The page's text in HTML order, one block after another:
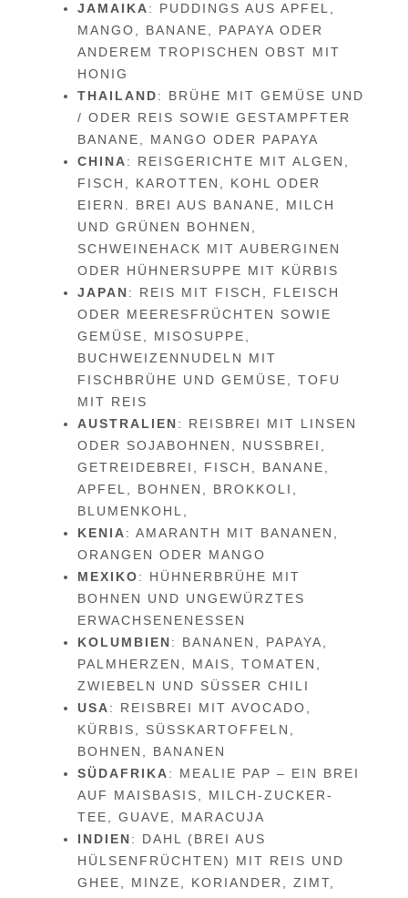
JAMAIKA: PUDDINGS AUS APFEL,
MANGO, BANANE, PAPAYA ODER
ANDEREM TROPISCHEN OBST MIT
HONIG
THAILAND: BRÜHE MIT GEMÜSE UND
/ ODER REIS SOWIE GESTAMPFTER
BANANE, MANGO ODER PAPAYA
CHINA: REISGERICHTE MIT ALGEN,
FISCH, KAROTTEN, KOHL ODER
EIERN. BREI AUS BANANE, MILCH
UND GRÜNEN BOHNEN,
SCHWEINEHACK MIT AUBERGINEN
ODER HÜHNERSUPPE MIT KÜRBIS
JAPAN: REIS MIT FISCH, FLEISCH
ODER MEERESFRÜCHTEN SOWIE
GEMÜSE, MISOSUPPE,
BUCHWEIZENNUDELN MIT
FISCHBRÜHE UND GEMÜSE, TOFU
MIT REIS
AUSTRALIEN: REISBREI MIT LINSEN
ODER SOJABOHNEN, NUSSBREI,
GETREIDEBREI, FISCH, BANANE,
APFEL, BOHNEN, BROKKOLI,
BLUMENKOHL,
KENIA: AMARANTH MIT BANANEN,
ORANGEN ODER MANGO
MEXIKO: HÜHNERBRÜHE MIT
BOHNEN UND UNGEWÜRZTES
ERWACHSENENESSEN
KOLUMBIEN: BANANEN, PAPAYA,
PALMHERZEN, MAIS, TOMATEN,
ZWIEBELN UND SÜSSER CHILI
USA: REISBREI MIT AVOCADO,
KÜRBIS, SÜSSKARTOFFELN, B
OHNEN, BANANEN
SÜDAFRIKA: MEALIE PAP – EIN BREI
AUF MAISBASIS, MILCH-ZUCKER-
TEE, GUAVE, MARACUJA
INDIEN: DAHL (BREI AUS
HÜLSENFRÜCHTEN) MIT REIS UND
GHEE, MINZE, KORIANDER, ZIMT,